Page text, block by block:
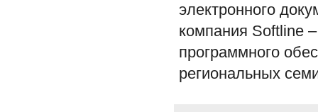
электронного
компания Softline
программного
региональных